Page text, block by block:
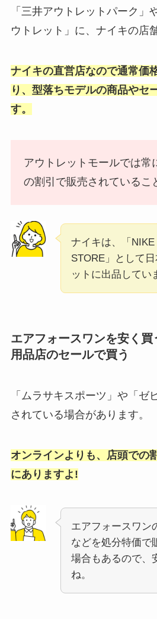
「三井アウトレットパーク」
ウトレット」に、ナイキの店
ナイキの直営店なので通常価
り、型落ちモデルの商品やセ
す。
アウトレットモールでは常
の割引で販売されているこ
ナイキは、「NIKE
STORE」として
ットに出品してい
エアフォースワンを安く
用品店のセールで買う
「ムラサキスポーツ」や「ゼ
されている場合があります。
オンラインよりも、店頭での
にありますよ!
エアフォースワン
などを処分特価で
場合もあるので、
ね。